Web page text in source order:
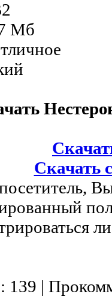
Мб
Скачать
139 |